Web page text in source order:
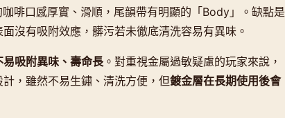
咖啡口感厚實、滑順，尾韻帶有明顯的「Body」。缺點是
沒有吸附效應，髒污若未徹底清洗容易有異味。
吸附異味、壽命長 。對重視金屬過敏疑慮的玩家來說，
，雖然不易生鏽、清洗方便，但鍍金層在長期使用後會